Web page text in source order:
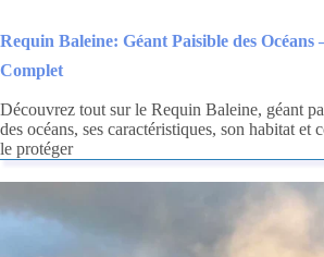
Requin Baleine: Géant Paisible des Océans
Complet
Découvrez tout sur le Requin Baleine, géant
des océans, ses caractéristiques, son habitat et
le protéger